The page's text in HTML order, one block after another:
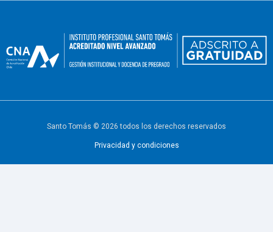
Santo Tomás © 2026 todos los derechos reservados
Privacidad y condiciones